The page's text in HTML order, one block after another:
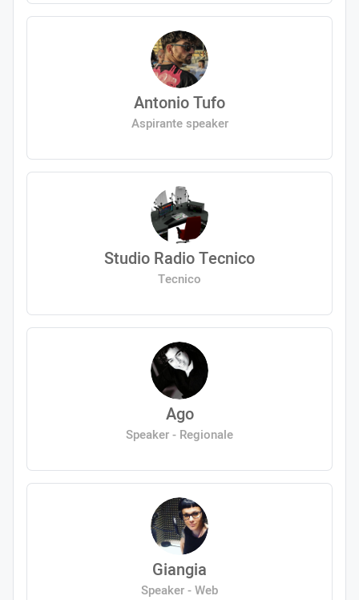
Antonio Tufo
Aspirante speaker
Studio Radio Tecnico
Tecnico
Ago
Speaker - Regionale
Giangia
Speaker - Web